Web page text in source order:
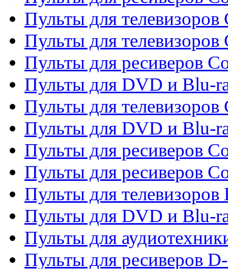
Пульты для телевизоров
Пульты для телевизоров
Пульты для ресиверов
Пульты для DVD и Blu-
Пульты для телевизоров
Пульты для DVD и Blu-
Пульты для ресиверов
Пульты для ресиверов
Пульты для телевизоров
Пульты для DVD и Blu-
Пульты для
Пульты для ресиверов